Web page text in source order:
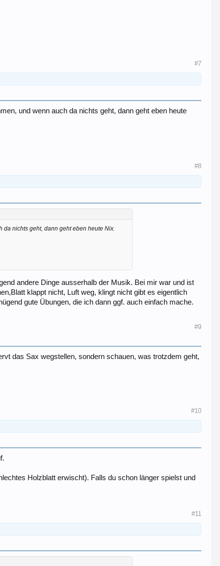
#7
und wenn auch da nichts geht, dann geht eben heute
#8
da nichts geht, dann geht eben heute Nix.
andere Dinge ausserhalb der Musik. Bei mir war und ist
klappt nicht, Luft weg, klingt nicht gibt es eigentlich
gute Übungen, die ich dann ggf. auch einfach mache.
#9
das Sax wegstellen, sondern schauen, was trotzdem geht,
#10
Holzblatt erwischt). Falls du schon länger spielst und
#11